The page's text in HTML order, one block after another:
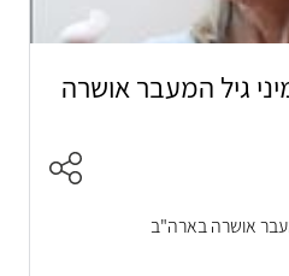
גיל המעבר אושרה
אושרה בארה"ב